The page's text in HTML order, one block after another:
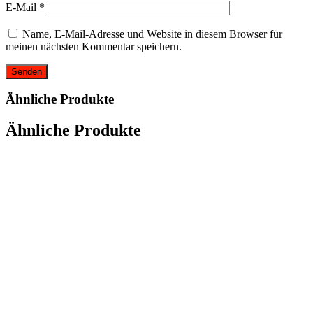
E-Mail *
Name, E-Mail-Adresse und Website in diesem Browser für
meinen nächsten Kommentar speichern.
Ähnliche Produkte
Ähnliche Produkte